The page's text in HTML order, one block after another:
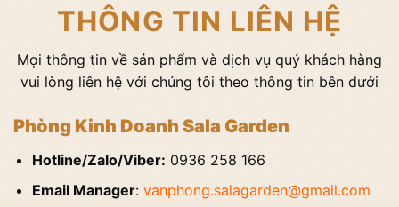
THÔNG TIN LIÊN HỆ
Mọi thông tin về sản phẩm và dịch vụ quý khách hàng
vui lòng liên hệ với chúng tôi theo thông tin bên dưới
Phòng Kinh Doanh Sala Garden
Hotline/Zalo/Viber: 0936 258 166
Email Manager: vanphong.salagarden@gmail.com